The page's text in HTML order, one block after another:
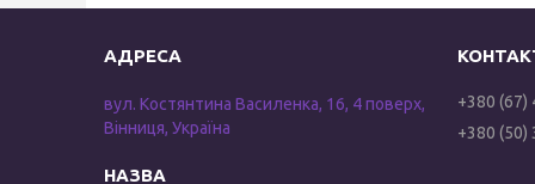
вул. Костянтина Василенка, 16, 4 поверх,
Вінниця, Україна
+380 (67)
+380 (50)